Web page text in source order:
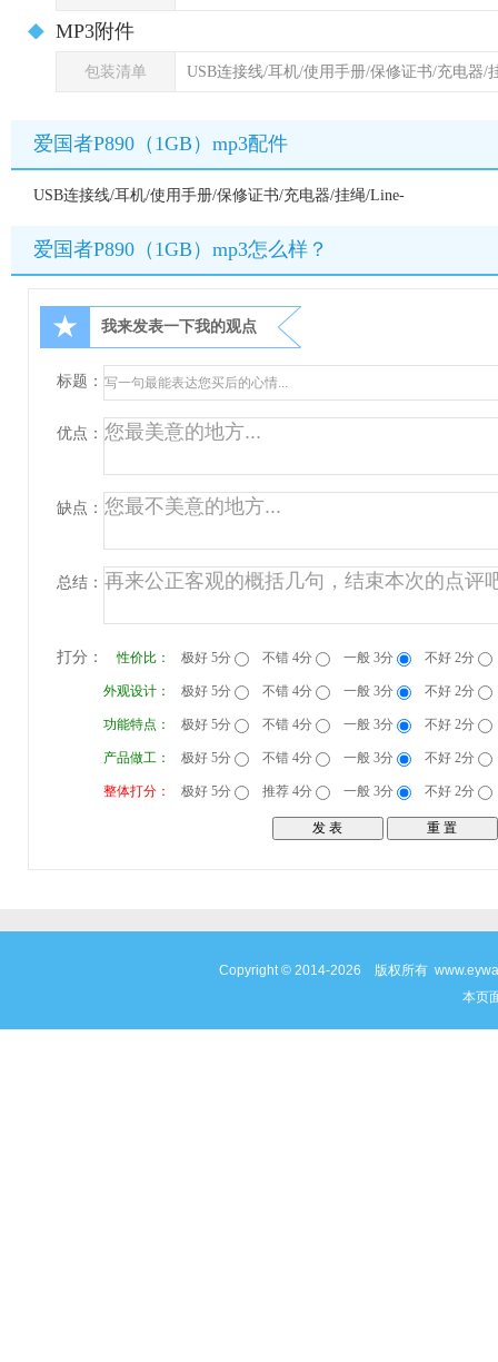
MP3附件
包装清单 USB连接线/耳机/使用手册/保修证书/充电器/
爱国者P890（1GB）mp3配件
USB连接线/耳机/使用手册/保修证书/充电器/挂绳/Line-
爱国者P890（1GB）mp3怎么样？
★ 我来发表一下我的观点
标题：
优点：
缺点：
总结：
打分： 性价比： 极好 5分 不错 4分 一般 3分 不好 2分
外观设计： 极好 5分 不错 4分 一般 3分 不好 2分
功能特点： 极好 5分 不错 4分 一般 3分 不好 2分
产品做工： 极好 5分 不错 4分 一般 3分 不好 2分
整体打分： 极好 5分 推荐 4分 一般 3分 不好 2分
Copyright © 2014-2026 版权所有
本页